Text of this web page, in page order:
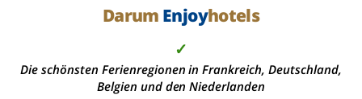
Darum Enjoyhotels
✓
Die schönsten Ferienregionen in Frankreich, Deutschland,
Belgien und den Niederlanden